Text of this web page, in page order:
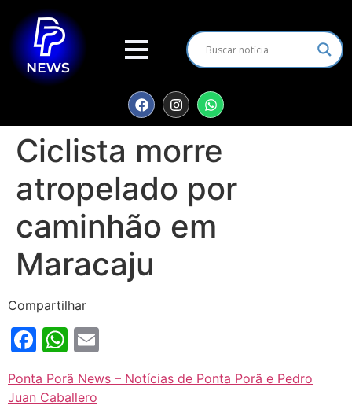
Ciclista morre
atropelado por
caminhão em
Maracaju
Compartilhar
Facebook
WhatsApp
Ponta Porã News – Notícias de Ponta Porã e Pedro
Juan Caballero